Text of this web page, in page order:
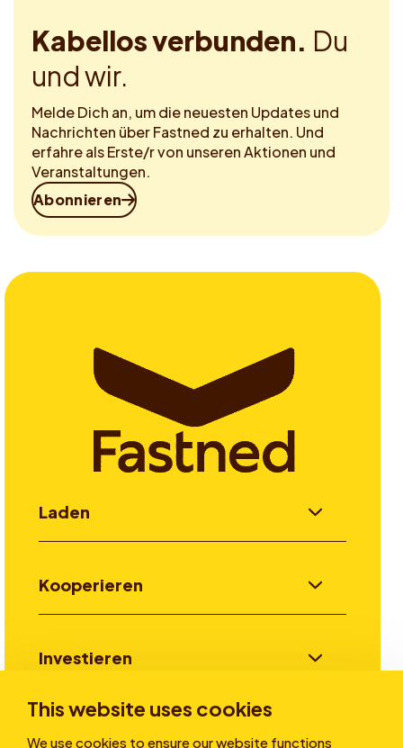
This website uses cookies
We use cookies to ensure our website functions
Kabellos verbunden. Du
und wir.
Melde Dich an, um die neuesten Updates und
Nachrichten über Fastned zu erhalten. Und
erfahre als Erste/r von unseren Aktionen und
Veranstaltungen.
Abonnieren
Laden
Kooperieren
Investieren